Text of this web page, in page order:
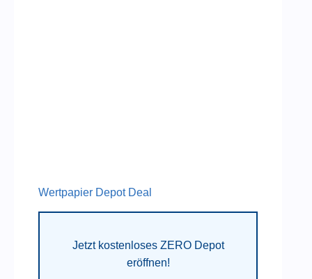
Wertpapier Depot Deal
Jetzt kostenloses ZERO Depot
eröffnen!